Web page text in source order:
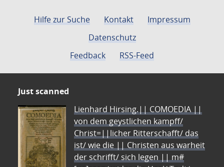
Hilfe zur Suche Kontakt
Impressum
Datenschutz
Feedback
RSS-Feed
Just scanned
Lienhard Hirsing.|| COMOEDIA ||
von dem geystlichen kampff/
Christ=||licher Ritterschafft/ das
ist/ wie die || Christen aus warheit
der schrifft/ sich legen || m#